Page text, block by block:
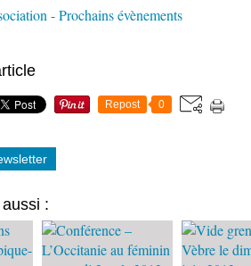
- Prochains évènements
Repost 0
: